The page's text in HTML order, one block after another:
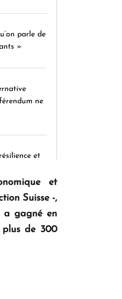
parle de
»
ne
et
à Dilijan
et
Suisse -,
a gagné en
de 300